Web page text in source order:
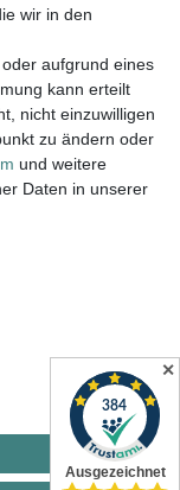
WE.
in D
Herren,
Kontakt
wir in den
aufgrund eines
kann erteilt
nicht einzuwilligen
zu ändern oder
und weitere
Daten in unserer
✕